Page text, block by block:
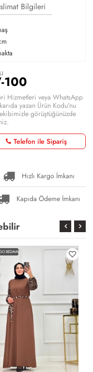
Bilgileri
100
Hizmetleri veya WhatsApp
yazan Ürün Kodu'nu
görüştüğünüzde
Telefon ile Sipariş
Hızlı Kargo İmkanı
Kapıda Ödeme İmkanı
BEDAVA